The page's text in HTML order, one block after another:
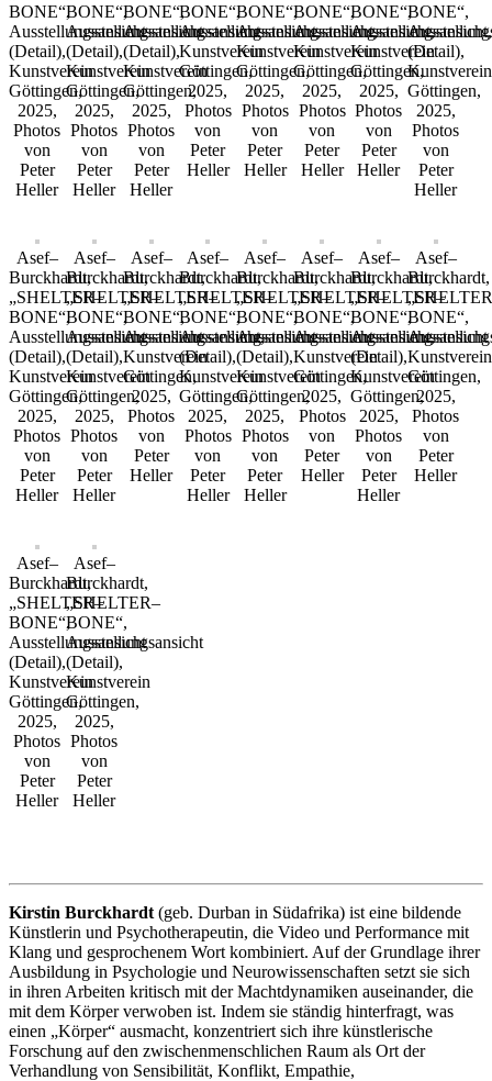
BONE“,
Ausstellungsansicht
(Detail),
Kunstverein
Göttingen,
2025,
Photos
von
Peter
Heller
BONE“,
Ausstellungsansicht
(Detail),
Kunstverein
Göttingen,
2025,
Photos
von
Peter
Heller
BONE“,
Ausstellungsansicht
(Detail),
Kunstverein
Göttingen,
2025,
Photos
von
Peter
Heller
BONE“,
Ausstellungsansicht,
Kunstverein
Göttingen,
2025,
Photos
von
Peter
Heller
BONE“,
Ausstellungsansicht,
Kunstverein
Göttingen,
2025,
Photos
von
Peter
Heller
BONE“,
Ausstellungsansicht,
Kunstverein
Göttingen,
2025,
Photos
von
Peter
Heller
BONE“,
Ausstellungsansicht,
Kunstverein
Göttingen,
2025,
Photos
von
Peter
Heller
BONE“,
(Detail),
Kunstverein
Göttingen,
2025,
Photos
von
Peter
Heller
Asef–
Burckhardt,
„SHELTER–
BONE“,
Ausstellungsansicht
(Detail),
Kunstverein
Göttingen,
2025,
Photos
von
Peter
Heller
Asef–
Burckhardt,
„SHELTER–
BONE“,
Ausstellungsansicht
(Detail),
Kunstverein
Göttingen,
2025,
Photos
von
Peter
Heller
Asef–
Burckhardt,
„SHELTER–
BONE“,
Ausstellungsansicht,
Kunstverein
Göttingen,
2025,
Photos
von
Peter
Heller
Asef–
Burckhardt,
„SHELTER–
BONE“,
Ausstellungsansicht
(Detail),
Kunstverein
Göttingen,
2025,
Photos
von
Peter
Heller
Asef–
Burckhardt,
„SHELTER–
BONE“,
Ausstellungsansicht
(Detail),
Kunstverein
Göttingen,
2025,
Photos
von
Peter
Heller
Asef–
Burckhardt,
„SHELTER–
BONE“,
Ausstellungsansicht,
Kunstverein
Göttingen,
2025,
Photos
von
Peter
Heller
Asef–
Burckhardt,
„SHELTER–
BONE“,
Ausstellungsansicht
(Detail),
Kunstverein
Göttingen,
2025,
Photos
von
Peter
Heller
Asef–
Burckhardt,
BONE“,
Kunstverein
Göttingen,
2025,
Photos
von
Peter
Heller
Asef–
Burckhardt,
„SHELTER–
BONE“,
Ausstellungsansicht
(Detail),
Kunstverein
Göttingen,
2025,
Photos
von
Peter
Heller
Asef–
Burckhardt,
„SHELTER–
BONE“,
Ausstellungsansicht
(Detail),
Kunstverein
Göttingen,
2025,
Photos
von
Peter
Heller
Kirstin Burckhardt (geb. Durban in Südafrika) ist eine bildende
Künstlerin und Psychotherapeutin, die Video und Performance mit
Klang und gesprochenem Wort kombiniert. Auf der Grundlage ihrer
Ausbildung in Psychologie und Neurowissenschaften setzt sie sich
in ihren Arbeiten kritisch mit der Machtdynamiken auseinander, die
mit dem Körper verwoben ist. Indem sie ständig hinterfragt, was
einen „Körper“ ausmacht, konzentriert sich ihre künstlerische
Forschung auf den zwischenmenschlichen Raum als Ort der
Verhandlung von Sensibilität, Konflikt, Empathie,